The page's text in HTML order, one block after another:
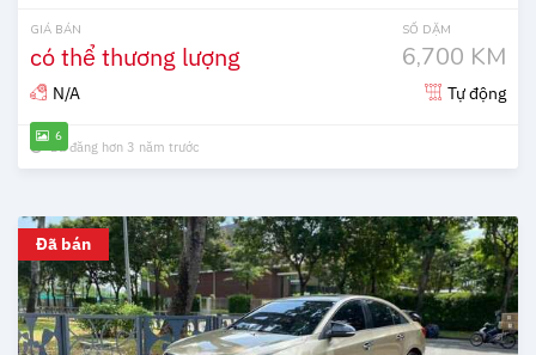
6
GIÁ BÁN
có thể thương lượng
SỐ DẶM
6,700 KM
N/A Tự động
Đã đăng hơn 3 năm trước
Đã bán